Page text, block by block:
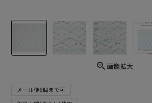
画像拡大
メール便6個まで可